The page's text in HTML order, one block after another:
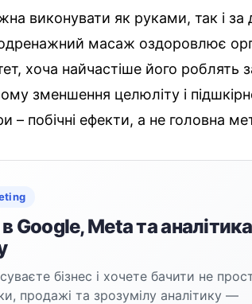
виконувати як руками, так і за
масаж оздоровлює
хоча найчастіше його роблять
зменшення целюліту і
– побічні ефекти, а не головна
Google, Meta та аналітика
бізнес і хочете бачити не
продажі та зрозумілу аналітику —